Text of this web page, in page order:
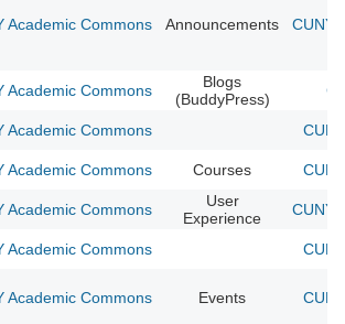
Academic Commons Announcements CUNY
Academic Commons
Blogs
(BuddyPress)
Academic Commons
Academic Commons Courses
Academic Commons
User
Experience
CUNY
Academic Commons
Academic Commons Events